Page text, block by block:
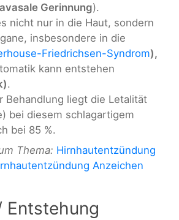
Gerinnung).
nicht nur in die Haut, sondern
insbesondere in die
Friedrichsen-Syndrom),
kann entstehen
.
Behandlung liegt die Letalität
bei diesem schlagartigem
bei 85 %.
Thema: Hirnhautentzündung
Anzeichen
Entstehung